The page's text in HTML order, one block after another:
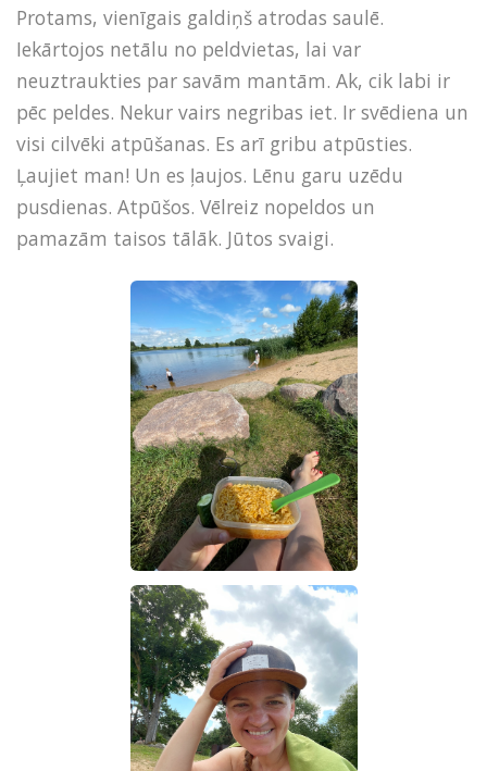
Protams, vienīgais galdiņš atrodas saulē.
Iekārtojos netālu no peldvietas, lai var
neuztraukties par savām mantām. Ak, cik labi ir
pēc peldes. Nekur vairs negribas iet. Ir svēdiena un
visi cilvēki atpūšanas. Es arī gribu atpūsties.
Ļaujiet man! Un es ļaujos. Lēnu garu uzēdu
pusdienas. Atpūšos. Vēlreiz nopeldos un
pamazām taisos tālāk. Jūtos svaigi.